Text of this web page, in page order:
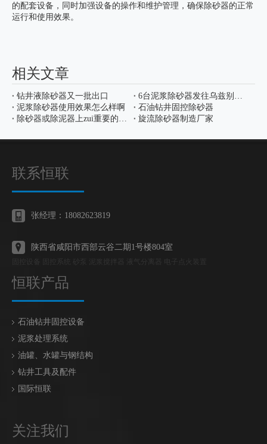
的配套设备，同时加强设备的操作和维护管理，确保除砂器的正常
运行和使用效果。
相关文章
钻井液除砂器又一批出口
泥浆除砂器使用效果怎么样啊
石油钻井固控除砂器
旋流除砂器制造厂家
联系恒联
张经理：18082623819
陕西省咸阳市西部云谷二期1号楼804室
恒联产品
石油钻井固控设备
泥浆处理系统
油罐、水罐与钢结构
钻井工具及配件
国际恒联
关注我们